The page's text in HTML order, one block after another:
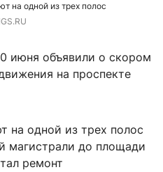
на одной из трех полос
июня объявили о скором
на проспекте
на одной из трех полос
магистрали до площади
ремонт